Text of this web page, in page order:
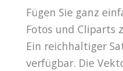
Fügen Sie ganz
Fotos und Cliparts
Ein reichhaltiger
verfügbar. Die